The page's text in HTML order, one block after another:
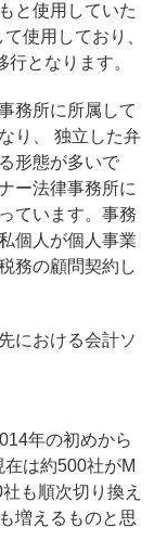
と使用していた
使用しており、
となります。
務所に所属して
り、 独立した弁
形態が多いで
ー法律事務所に
ています。事務
個人が個人事業
務の顧問契約し
における会計ソ
年の初めから
は約500社がM
も順次切り換え
増えるものと思